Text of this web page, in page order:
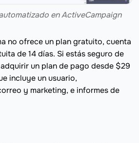
en ActiveCampaign
no ofrece un plan gratuito, cuenta
de 14 días. Si estás seguro de
un plan de pago desde $29
incluye un usuario,
y marketing, e informes de